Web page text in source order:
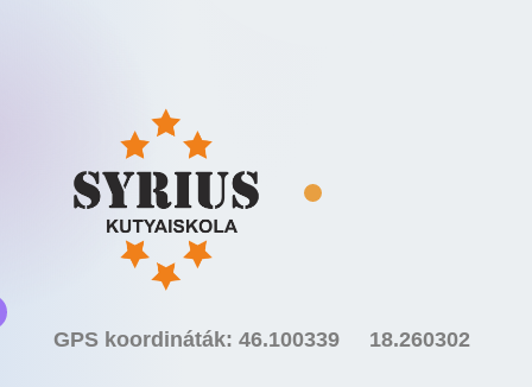
GPS koordináták: 46.100339 18.260302